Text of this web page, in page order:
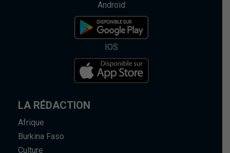
Android
IOS
LA RÉDACTION
Afrique
Burkina Faso
Culture